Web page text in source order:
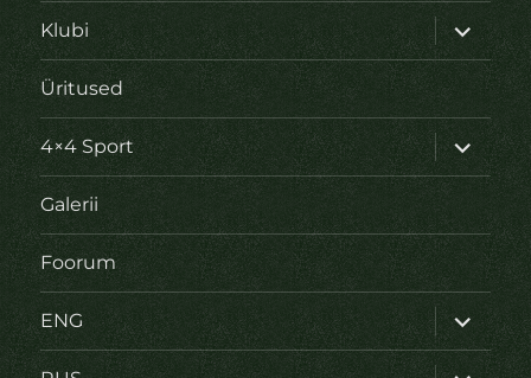
Klubi
laienda
Üritused
4×4 Sport
laienda
Galerii
Foorum
ENG
laienda
laienda